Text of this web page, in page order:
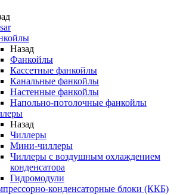
Назад
Фанкойлы
Кассетные фанкойлы
Канальные фанкойлы
Настенные фанкойлы
Напольно-потолочные фанкойлы
Назад
Чиллеры
Мини-чиллеры
Чиллеры с воздушным охлаждением
конденсатора
Гидромодули
конденсаторные блоки (ККБ)